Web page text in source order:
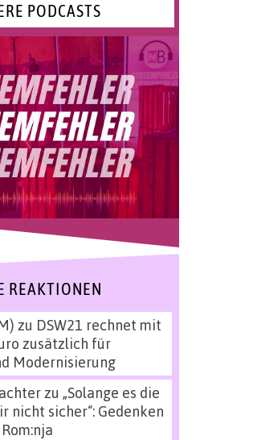
PODCASTS
REAKTIONEN
zu DSW21 rechnet mit
zusätzlich für
Modernisierung
zu „Solange es die
nicht sicher“: Gedenken